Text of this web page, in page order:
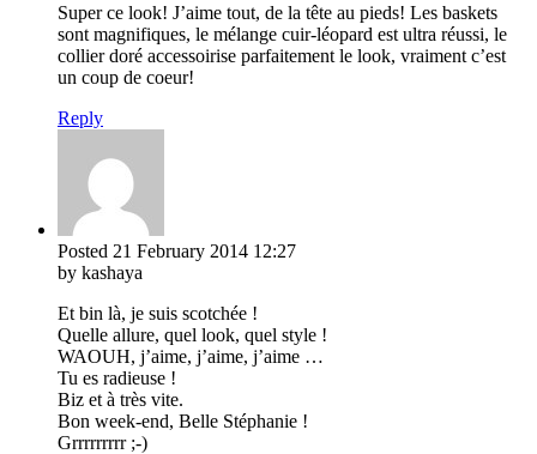
Super ce look! J’aime tout, de la tête au pieds! Les baskets
sont magnifiques, le mélange cuir-léopard est ultra réussi, le
collier doré accessoirise parfaitement le look, vraiment c’est
un coup de coeur!
Reply
Posted 21 February 2014 12:27
by kashaya
Et bin là, je suis scotchée !
Quelle allure, quel look, quel style !
WAOUH, j’aime, j’aime, j’aime …
Tu es radieuse !
Biz et à très vite.
Bon week-end, Belle Stéphanie !
Grrrrrrrrr ;-)